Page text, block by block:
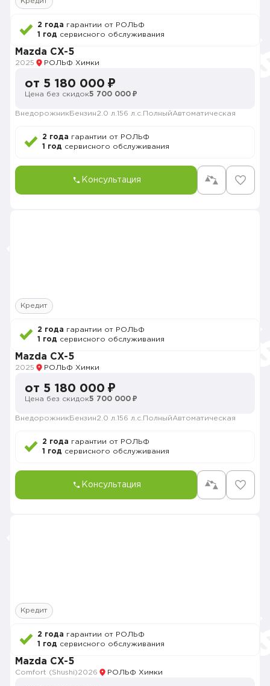
2 года гарантии от РОЛЬФ
1 год сервисного обслуживания
Mazda CX-5
2025 РОЛЬФ Химки
от 5 180 000 ₽
Цена без скидок5 700 000 ₽
Внедорожник Бензин2.0 л. 156 л.с. ПолныйАвтоматическая
2 года гарантии от РОЛЬФ
1 год сервисного обслуживания
Консультация
Кредит
2 года гарантии от РОЛЬФ
1 год сервисного обслуживания
Mazda CX-5
2025 РОЛЬФ Химки
от 5 180 000 ₽
Цена без скидок5 700 000 ₽
Внедорожник Бензин2.0 л. 156 л.с. ПолныйАвтоматическая
2 года гарантии от РОЛЬФ
1 год сервисного обслуживания
Консультация
Кредит
2 года гарантии от РОЛЬФ
1 год сервисного обслуживания
Mazda CX-5
Comfort (Shushi)2026 РОЛЬФ Химки